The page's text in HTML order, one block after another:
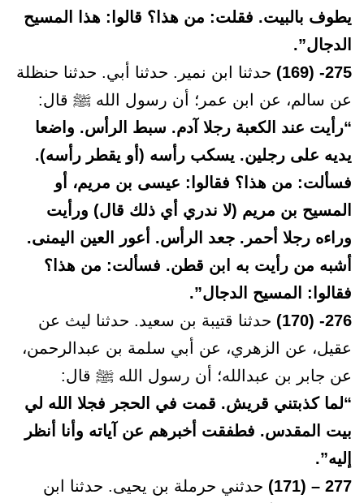
يطوف بالبيت. فقلت: من هذا؟ قالوا: هذا المسيح
الدجال”.
275- (169)
حدثنا ابن نمير. حدثنا أبي. حدثنا حنظلة
عن سالم، عن ابن عمر؛ أن رسول الله ﷺ قال:
“رأيت عند الكعبة رجلا آدم. سبط الرأس. واضعا
يديه على رجلين. يسكب رأسه (أو يقطر رأسه).
فسألت: من هذا؟ فقالوا: عيسى بن مريم، أو
المسيح بن مريم (لا ندري أي ذلك قال) ورأيت
وراءه رجلا أحمر. جعد الرأس. أعور العين اليمنى.
أشبه من رأيت به ابن قطن. فسألت: من هذا؟
فقالوا: المسيح الدجال”.
276- (170)
حدثنا قتيبة بن سعيد. حدثنا ليث عن
عقيل، عن الزهري، عن أبي سلمة بن عبدالرحمن،
عن جابر بن عبدالله؛ أن رسول الله ﷺ قال:
“لما كذبتني قريش. قمت في الحجر فجلا الله لي
بيت المقدس. فطفقت أخبرهم عن آياته وأنا أنظر
إليه”.
277 – (171)
حدثني حرملة بن يحيى. حدثنا ابن